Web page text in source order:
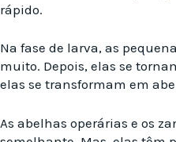
rápido.
Na fase de larva, as
muito. Depois, elas se
elas se transformam em
As abelhas operárias e os